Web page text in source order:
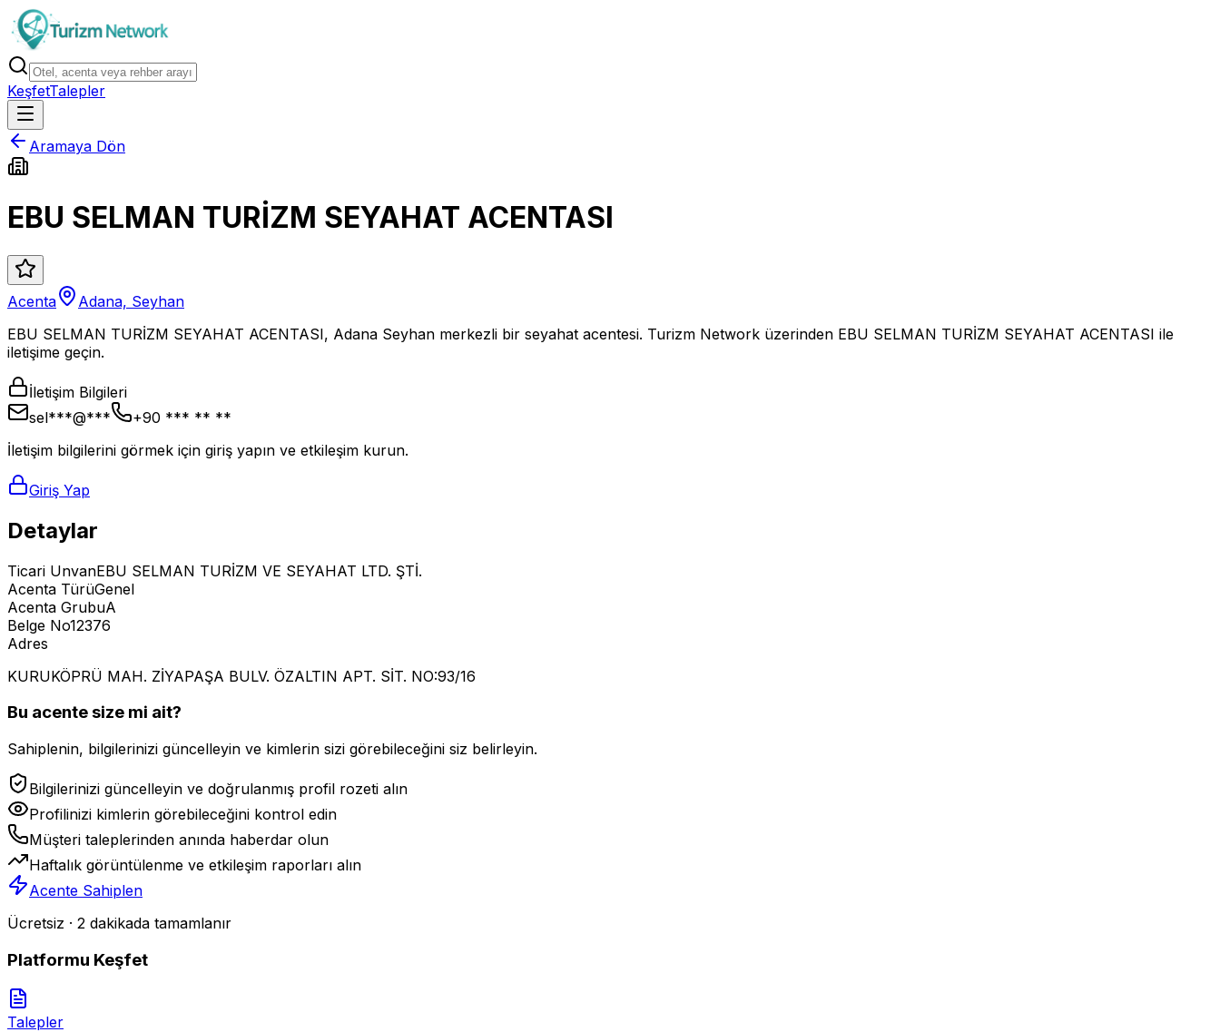
KeşfetTalepler
Aramaya Dön
EBU SELMAN TURİZM SEYAHAT ACENTASI
Acenta
Adana, Seyhan
EBU SELMAN TURİZM SEYAHAT ACENTASI, Adana Seyhan merkezli bir seyahat acentesi. Turizm Network üzerinden EBU SELMAN TURİZM SEYAHAT ACENTASI ile
iletişime geçin.
İletişim Bilgileri
sel***@***
+90 *** ** **
İletişim bilgilerini görmek için giriş yapın ve etkileşim kurun.
Giriş Yap
Detaylar
Ticari UnvanEBU SELMAN TURİZM VE SEYAHAT LTD. ŞTİ.
Acenta TürüGenel
Acenta GrubuA
Belge No12376
Adres
KURUKÖPRÜ MAH. ZİYAPAŞA BULV. ÖZALTIN APT. SİT. NO:93/16
Bu acente size mi ait?
Sahiplenin, bilgilerinizi güncelleyin ve kimlerin sizi görebileceğini siz belirleyin.
Bilgilerinizi güncelleyin ve doğrulanmış profil rozeti alın
Profilinizi kimlerin görebileceğini kontrol edin
Müşteri taleplerinden anında haberdar olun
Haftalık görüntülenme ve etkileşim raporları alın
Acente Sahiplen
Ücretsiz · 2 dakikada tamamlanır
Platformu Keşfet
Talepler